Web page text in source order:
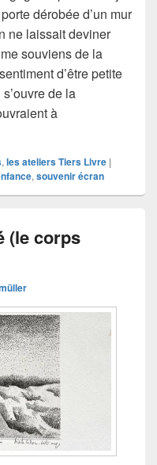
dérobée d’un mur
ne laissait deviner
souviens de la
d’être petite
de la
à
portes (la fabrique des
, les ateliers Tiers Livre |
, souvenir écran
(le corps